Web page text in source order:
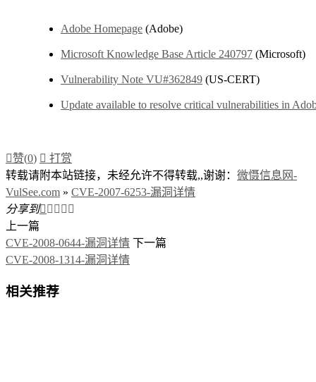
Adobe Homepage (Adobe)
Microsoft Knowledge Base Article 240797 (Microsoft)
Vulnerability Note VU#362849 (US-CERT)
Update available to resolve critical vulnerabilities in
赞(0)  打赏
转载请附本站链接，未经允许不得转载,,谢谢： 微慑信息网-
VulSee.com » CVE-2007-6253-漏洞详情
分享到    
上一篇
CVE-2008-0644-漏洞详情 下一篇
CVE-2008-1314-漏洞详情
相关推荐